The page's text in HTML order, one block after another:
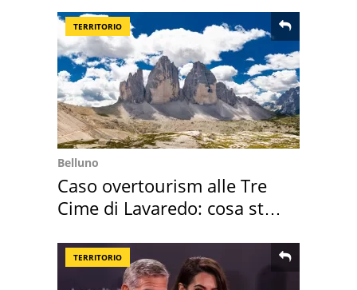
TERRITORIO
Belluno
Caso overtourism alle Tre
Cime di Lavaredo: cosa sta
TERRITORIO